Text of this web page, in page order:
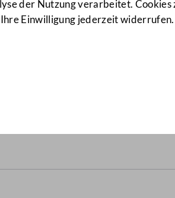
der Nutzung verarbeitet.
Einwilligung jederzeit